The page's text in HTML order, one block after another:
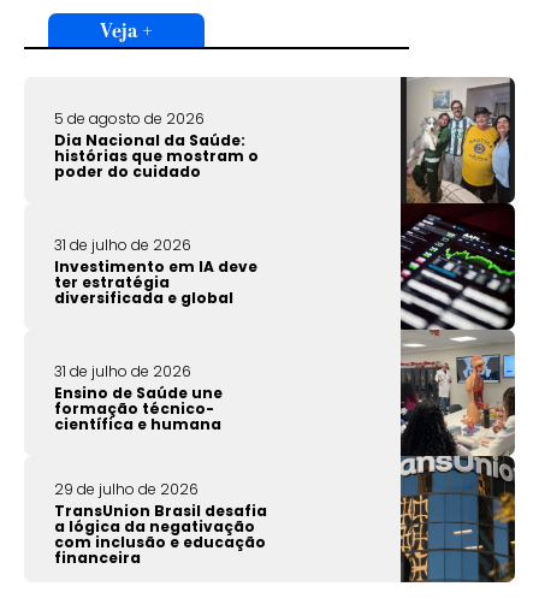
Veja +
5 de agosto de 2026
Dia Nacional da Saúde:
histórias que mostram o
poder do cuidado
31 de julho de 2026
Investimento em IA deve
ter estratégia
diversificada e global
31 de julho de 2026
Ensino de Saúde une
formação técnico-
científica e humana
29 de julho de 2026
TransUnion Brasil desafia
a lógica da negativação
com inclusão e educação
financeira